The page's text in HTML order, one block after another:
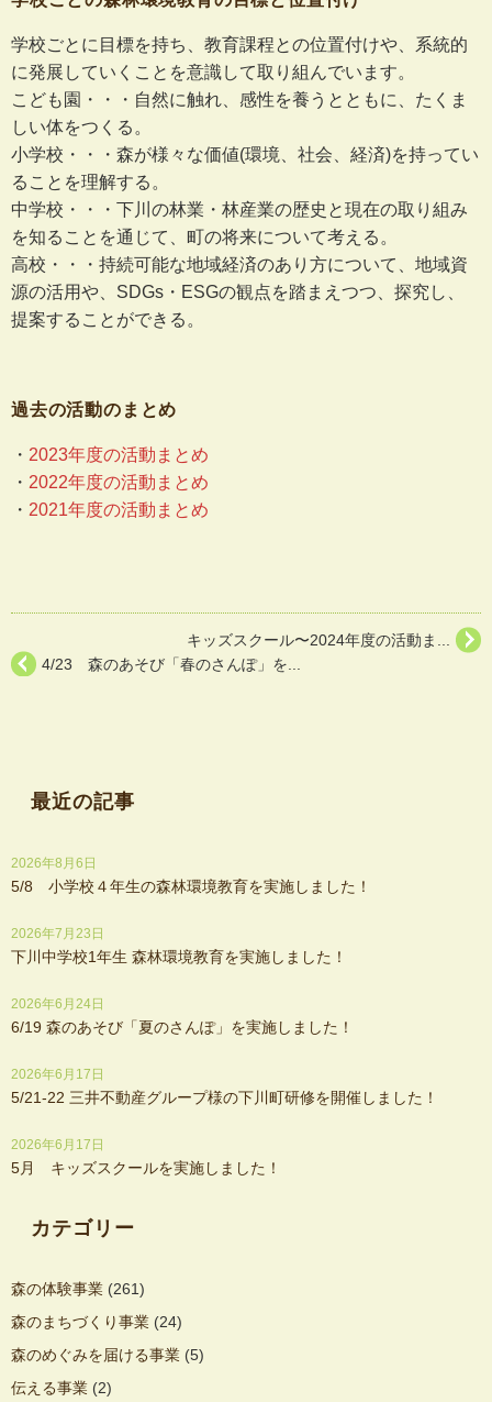
学校ごとに目標を持ち、教育課程との位置付けや、系統的
に発展していくことを意識して取り組んでいます。
こども園・・・自然に触れ、感性を養うとともに、たくま
しい体をつくる。
小学校・・・森が様々な価値(環境、社会、経済)を持ってい
ることを理解する。
中学校・・・下川の林業・林産業の歴史と現在の取り組み
を知ることを通じて、町の将来について考える。
高校・・・持続可能な地域経済のあり方について、地域資
源の活用や、SDGs・ESGの観点を踏まえつつ、探究し、
提案することができる。
過去の活動のまとめ
・ 2023年度の活動まとめ
・ 2022年度の活動まとめ
・ 2021年度の活動まとめ
キッズスクール〜2024年度の活動ま...
4/23 森のあそび「春のさんぽ」を...
最近の記事
2026年8月6日
5/8 小学校４年生の森林環境教育を実施しました！
2026年7月23日
下川中学校1年生 森林環境教育を実施しました！
2026年6月24日
6/19 森のあそび「夏のさんぽ」を実施しました！
2026年6月17日
5/21-22 三井不動産グループ様の下川町研修を開催しました！
2026年6月17日
5月 キッズスクールを実施しました！
カテゴリー
森の体験事業 (261)
森のまちづくり事業 (24)
森のめぐみを届ける事業 (5)
伝える事業 (2)